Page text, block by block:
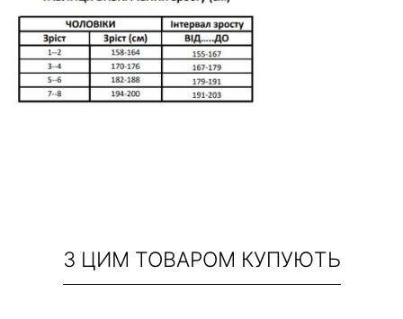
З ЦИМ ТОВАРОМ КУПУЮТЬ